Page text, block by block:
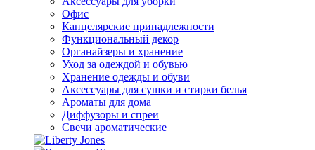
Офис
Канцелярские принадлежности
Функциональный декор
Органайзеры и хранение
Уход за одеждой и обувью
Хранение одежды и обуви
Аксессуары для сушки и стирки белья
Ароматы для дома
Диффузоры и спреи
Свечи ароматические